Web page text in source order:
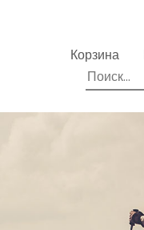
Корзина